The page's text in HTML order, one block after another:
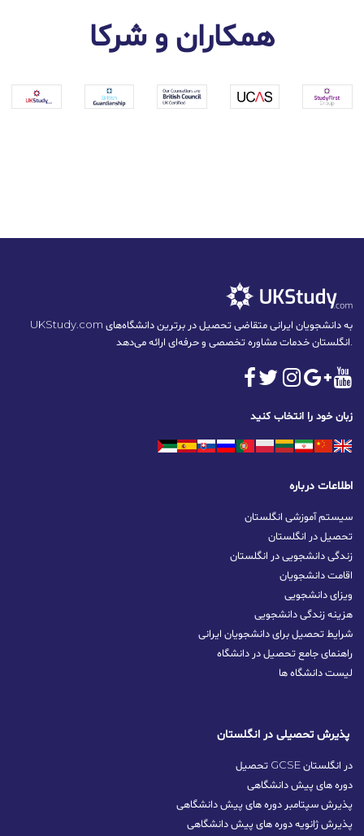
همکاران و شرکا
UKStudy.com به دانشجویان ایرانی متقاضی تحصیل در برترین دانشگاه‌های
زبان خود را انتخاب کنید
اطلاعات درباره
سیستم آموزشی انگلستان
تحصیل در انگلستان
زندگی دانشجویی در انگلستان
اقامت دانشجویان
ویزای دانشجویی
هزینه زندگی دانشجویی
شرایط تحصیل برای دانشجویان ایرانی
راهنمای جامع تحصیل در دانشگاه
لیست دانشگاه ها
پذیرش تحصیلی در انگلستان
تحصیل GCSE در انگلستان
دوره های پیش دانشگاهی
پذیرش سپتامبر دوره های پیش دانشگاهی
پذیرش ژانویه دوره های پیش دانشگاهی